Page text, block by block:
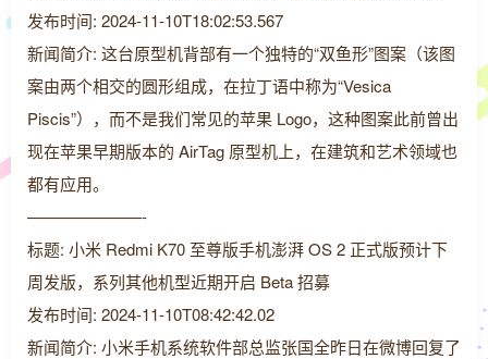
发布时间: 2024-11-10T18:02:53.567
新闻简介: 这台原型机背部有一个独特的“双鱼形”图案（该图
案由两个相交的圆形组成，在拉丁语中称为“Vesica
Piscis”），而不是我们常见的苹果 Logo，这种图案此前曾出
现在苹果早期版本的 AirTag 原型机上，在建筑和艺术领域也
都有应用。
———————-
标题: 小米 Redmi K70 至尊版手机澎湃 OS 2 正式版预计下
周发版，系列其他机型近期开启 Beta 招募
发布时间: 2024-11-10T08:42:42.02
新闻简介: 小米手机系统软件部总监张国全昨日在微博回复了